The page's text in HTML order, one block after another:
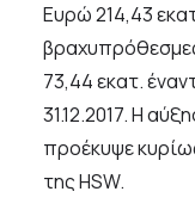
Ευρώ 214,43
73,44 εκατ.
31.12.2017. Η
προέκυψε
της HSW.